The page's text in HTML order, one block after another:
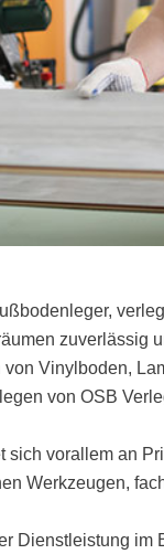
zuverlässig
Vinylboden,
von OSB
sich vorallem an
Werkzeugen,
Dienstleistung